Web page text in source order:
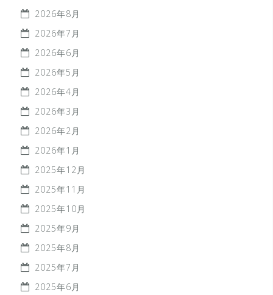
2026年8月
2026年7月
2026年6月
2026年5月
2026年4月
2026年3月
2026年2月
2026年1月
2025年12月
2025年11月
2025年10月
2025年9月
2025年8月
2025年7月
2025年6月